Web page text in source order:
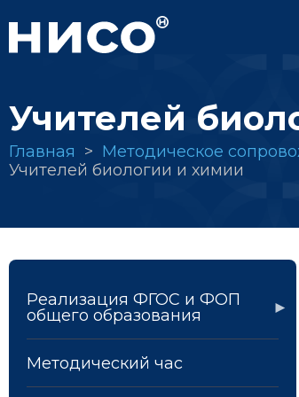
основному
Учителей
Строка
навигации
Главная Методическое
Учителей биологии и химии
Реализация ФГОС и ФОП
общего образования
Методический час